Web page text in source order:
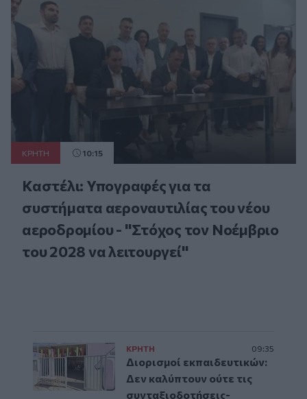
ΚΡΗΤΗ 10:15
Καστέλι: Υπογραφές για τα
συστήματα αεροναυτιλίας του νέου
αεροδρομίου - "Στόχος τον Νοέμβριο
του 2028 να λειτουργεί"
ΚΡΗΤΗ 09:35
Διορισμοί εκπαιδευτικών:
Δεν καλύπτουν ούτε τις
συνταξιοδοτήσεις-